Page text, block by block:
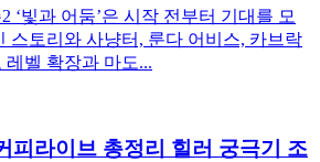
‘빛과 어둠’은 시작 전부터 기대를 모
스토리와 사냥터, 룬다 어비스, 카브락
벨 확장과 마도...
피라이브 총정리 힐러 궁극기 조